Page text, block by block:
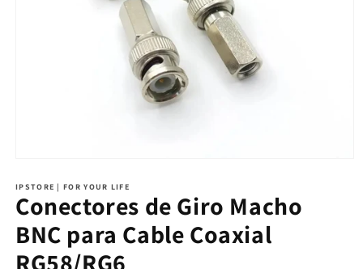
IPSTORE | FOR YOUR LIFE
Conectores de Giro Macho
BNC para Cable Coaxial